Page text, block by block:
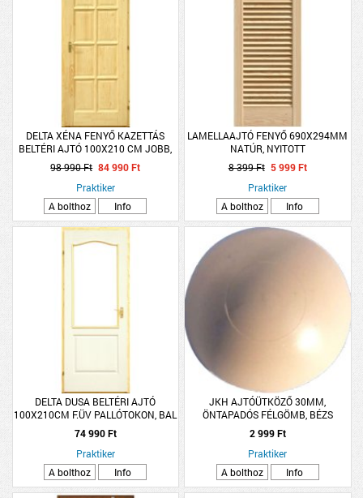
DELTA XÉNA FENYŐ KAZETTÁS
BELTÉRI AJTÓ 100X210 CM JOBB,
TELE, PALLÓTOK
98 990 Ft 84 990 Ft
Praktiker
A bolthoz
Info
LAMELLAAJTÓ FENYŐ 690X294MM
NATÚR, NYITOTT
8 399 Ft 5 999 Ft
Praktiker
A bolthoz
Info
DELTA DUSA BELTÉRI AJTÓ
100X210CM F.ÜV PALLÓTOKON, BAL
*KAP*(260552)
74 990 Ft
Praktiker
A bolthoz
Info
JKH AJTÓÜTKÖZŐ 30MM,
ÖNTAPADÓS FÉLGÖMB, BÉZS
2 999 Ft
Praktiker
A bolthoz
Info